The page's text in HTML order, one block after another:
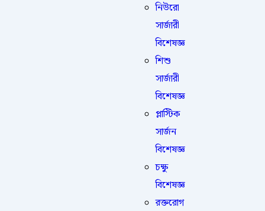
নিউরো
সার্জারী
বিশেষজ্ঞ
শিশু
সার্জারী
বিশেষজ্ঞ
প্লাস্টিক
সার্জন
বিশেষজ্ঞ
চক্ষু
বিশেষজ্ঞ
রক্তরোগ